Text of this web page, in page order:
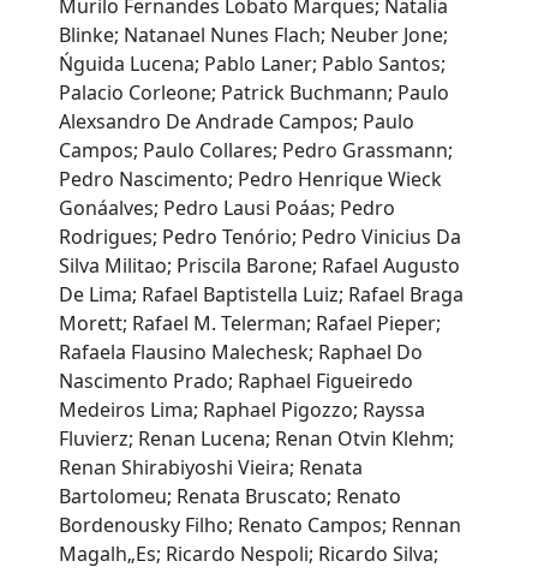
Murilo Fernandes Lobato Marques; Natalia
Blinke; Natanael Nunes Flach; Neuber Jone;
Ńguida Lucena; Pablo Laner; Pablo Santos;
Palacio Corleone; Patrick Buchmann; Paulo
Alexsandro De Andrade Campos; Paulo
Campos; Paulo Collares; Pedro Grassmann;
Pedro Nascimento; Pedro Henrique Wieck
Gonáalves; Pedro Lausi Poáas; Pedro
Rodrigues; Pedro Tenório; Pedro Vinicius Da
Silva Militao; Priscila Barone; Rafael Augusto
De Lima; Rafael Baptistella Luiz; Rafael Braga
Morett; Rafael M. Telerman; Rafael Pieper;
Rafaela Flausino Malechesk; Raphael Do
Nascimento Prado; Raphael Figueiredo
Medeiros Lima; Raphael Pigozzo; Rayssa
Fluvierz; Renan Lucena; Renan Otvin Klehm;
Renan Shirabiyoshi Vieira; Renata
Bartolomeu; Renata Bruscato; Renato
Bordenousky Filho; Renato Campos; Rennan
Magalh„Es; Ricardo Nespoli; Ricardo Silva;